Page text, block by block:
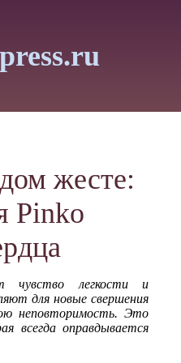
жесте:
Pinko
чувство легкости и
для новые свершения
неповторимость. Это
всегда оправдывается